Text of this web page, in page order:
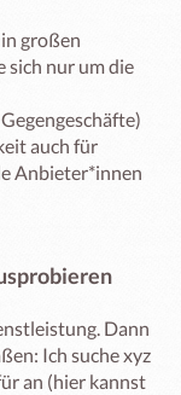
großen
sich nur um die
auch für
Anbieter*innen
Dann
Ich suche xyz
an (hier kannst